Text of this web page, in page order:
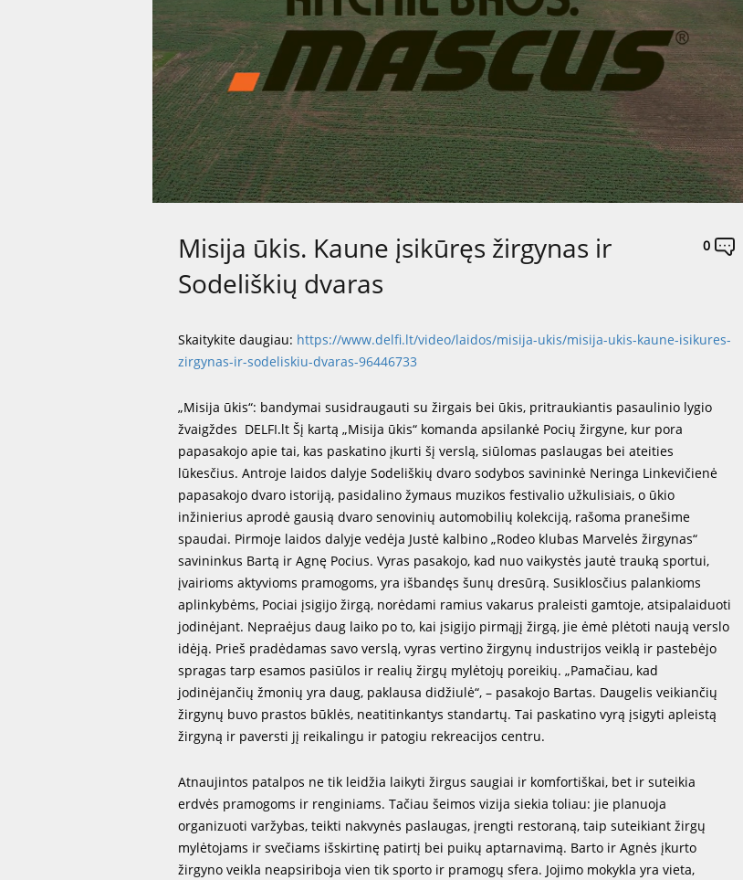
Misija ūkis. Kaune įsikūręs žirgynas ir
Sodeliškių dvaras
0
Skaitykite daugiau: https://www.delfi.lt/video/laidos/misija-ukis/misija-ukis-kaune-isikures-
zirgynas-ir-sodeliskiu-dvaras-96446733
„Misija ūkis“: bandymai susidraugauti su žirgais bei ūkis, pritraukiantis pasaulinio lygio
žvaigždes DELFI.lt Šį kartą „Misija ūkis“ komanda apsilankė Pocių žirgyne, kur pora
papasakojo apie tai, kas paskatino įkurti šį verslą, siūlomas paslaugas bei ateities
lūkesčius. Antroje laidos dalyje Sodeliškių dvaro sodybos savininkė Neringa Linkevičienė
papasakojo dvaro istoriją, pasidalino žymaus muzikos festivalio užkulisiais, o ūkio
inžinierius aprodė gausią dvaro senovinių automobilių kolekciją, rašoma pranešime
spaudai. Pirmoje laidos dalyje vedėja Justė kalbino „Rodeo klubas Marvelės žirgynas“
savininkus Bartą ir Agnę Pocius. Vyras pasakojo, kad nuo vaikystės jautė trauką sportui,
įvairioms aktyvioms pramogoms, yra išbandęs šunų dresūrą. Susiklosčius palankioms
aplinkybėms, Pociai įsigijo žirgą, norėdami ramius vakarus praleisti gamtoje, atsipalaiduoti
jodinėjant. Nepraėjus daug laiko po to, kai įsigijo pirmąjį žirgą, jie ėmė plėtoti naują verslo
idėją. Prieš pradėdamas savo verslą, vyras vertino žirgynų industrijos veiklą ir pastebėjo
spragas tarp esamos pasiūlos ir realių žirgų mylėtojų poreikių. „Pamačiau, kad
jodinėjančių žmonių yra daug, paklausa didžiulė“, – pasakojo Bartas. Daugelis veikiančių
žirgynų buvo prastos būklės, neatitinkantys standartų. Tai paskatino vyrą įsigyti apleistą
žirgyną ir paversti jį reikalingu ir patogiu rekreacijos centru.
Atnaujintos patalpos ne tik leidžia laikyti žirgus saugiai ir komfortiškai, bet ir suteikia
erdvės pramogoms ir renginiams. Tačiau šeimos vizija siekia toliau: jie planuoja
organizuoti varžybas, teikti nakvynės paslaugas, įrengti restoraną, taip suteikiant žirgų
mylėtojams ir svečiams išskirtinę patirtį bei puikų aptarnavimą. Barto ir Agnės įkurto
žirgyno veikla neapsiriboja vien tik sporto ir pramogų sfera. Jojimo mokykla yra vieta,